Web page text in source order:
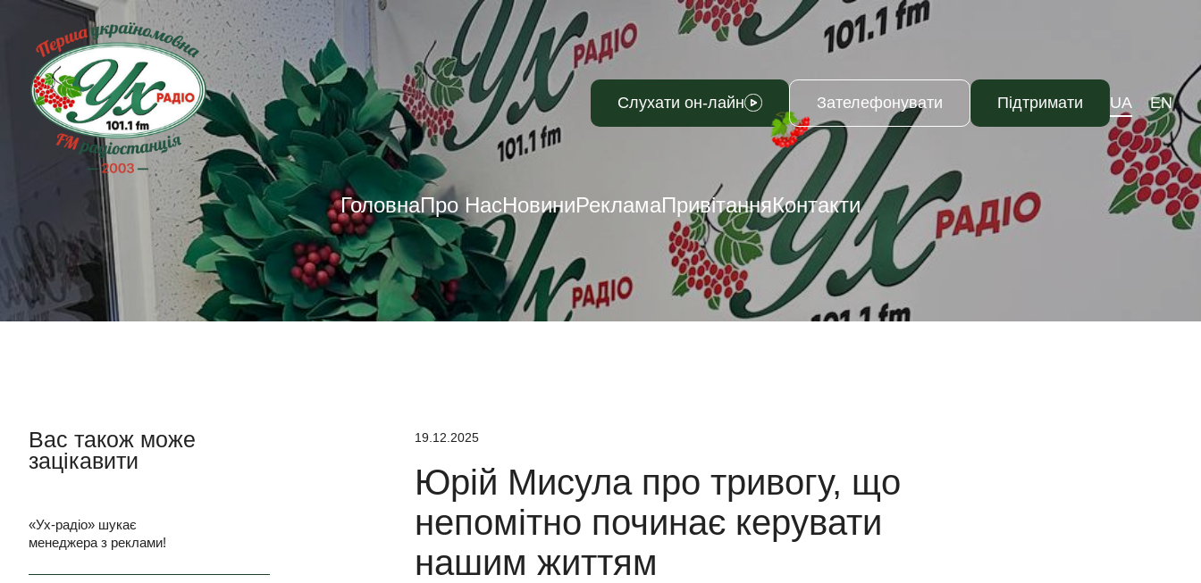
Слухати он-лайн Зателефонувати Підтримати UA EN
ГоловнаПро НасНовиниРекламаПривітанняКонтакти
Вас також може
зацікавити
«Ух-радіо» шукає
менеджера з реклами!
19.12.2025
Юрій Мисула про тривогу, що
непомітно починає керувати
нашим життям